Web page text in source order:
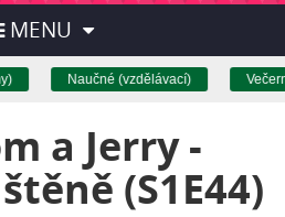
MENU
Naučné (vzdělávací)
a Jerry -
(S1E44)